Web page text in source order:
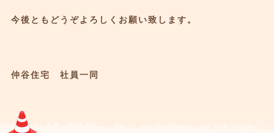
今後ともどうぞよろしくお願い致します。
仲谷住宅 社員一同